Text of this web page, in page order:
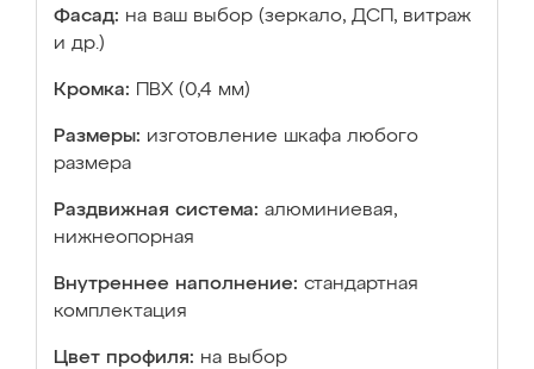
Фасад: на ваш выбор (зеркало, ДСП, витраж
и др.)
Кромка: ПВХ (0,4 мм)
Размеры: изготовление шкафа любого
размера
Раздвижная система: алюминиевая,
нижнеопорная
Внутреннее наполнение: стандартная
комплектация
Цвет профиля: на выбор